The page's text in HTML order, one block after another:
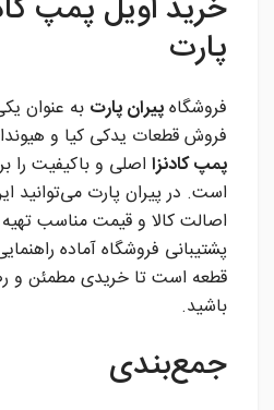
خرید اویل پمپ
پارت
فروشگاهپیران پارت به عنوان
فروش قطعات یدکی کیا و
پمپ کادنزا اصلی و باکیفیت را
است. در پیران پارت می‌توانید
اصالت کالا و قیمت مناسب
پشتیبانی فروشگاه آماده
قطعه است تا خریدی مطمئن و
باشید.
جمع‌بندی